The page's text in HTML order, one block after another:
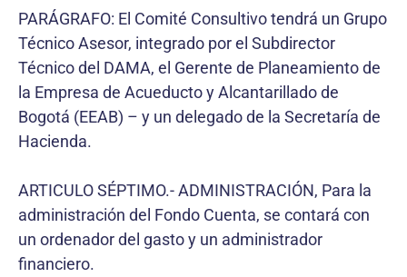
PARÁGRAFO: El Comité Consultivo tendrá un Grupo
Técnico Asesor, integrado por el Subdirector
Técnico del DAMA, el Gerente de Planeamiento de
la Empresa de Acueducto y Alcantarillado de
Bogotá (EEAB) – y un delegado de la Secretaría de
Hacienda.
ARTICULO SÉPTIMO.- ADMINISTRACIÓN, Para la
administración del Fondo Cuenta, se contará con
un ordenador del gasto y un administrador
financiero.